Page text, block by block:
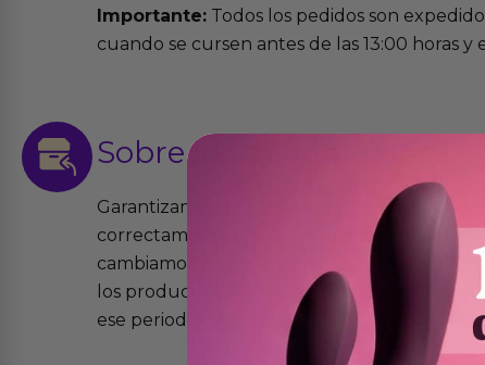
Importante: Todos los pedidos son
cuando se cursen antes de las 13:00 horas y
Sobre las
Garantizamos que los productos que
correctamente y que si tienen algún
cambiamos sin costo alguno. La ley de 2
los productos tienen garantía contra
ese periodo pero no por mal uso o uso